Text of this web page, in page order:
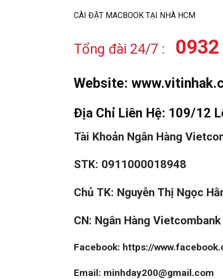
CÀI ĐẶT MACBOOK TẠI NHÀ HCM
Tổng đài 24/7 :
Website:
Địa Chỉ Liên Hệ: 109/12
Tài Khoản Ngân Hàng
STK: 0911000018948
Chủ TK: Nguyễn Thị Ngọc
CN: Ngân Hàng
Facebook: https://
Email: minhday200@gmail.com